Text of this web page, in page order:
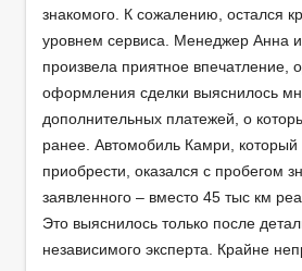
знакомого. К сожалению, остался
уровнем сервиса. Менеджер Анна
произвела приятное впечатление,
оформления сделки выяснилось
дополнительных платежей, о
ранее. Автомобиль Камри,
приобрести, оказался с пробегом
заявленного – вместо 45 тыс км
Это выяснилось только после
независимого эксперта. Крайне